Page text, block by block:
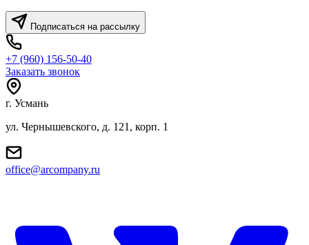
Подписаться на рассылку
+7 (960) 156-50-40
Заказать звонок
г. Усмань
ул. Чернышевского, д. 121, корп. 1
office@arcompany.ru